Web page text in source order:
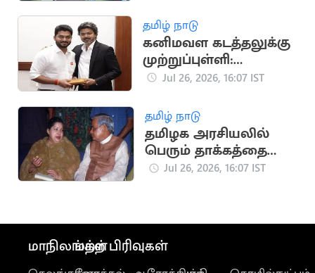
வெளியீடு
தமிழ் நாடு
கனிமவள கடத்தலுக்கு
முற்றுப்புள்ளி:
முதல்வர் ஆலோசனை
Jul 26, 2026, 16:07 IST
தமிழ் நாடு
தமிழக அரசியலில்
பெரும் தாக்கத்தை
ஏற்படுத்திய
Jul 26, 2026, 16:07 IST
மாநிலங்கள்மற்ற பிரிவுகள்